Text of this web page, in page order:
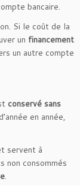
bancaire.
Si le coût de la
un financement
un autre compte
conservé sans
en année,
servent à
non consommés
.